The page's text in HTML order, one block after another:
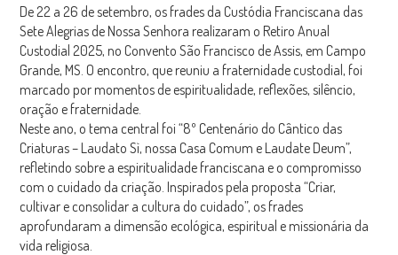
De 22 a 26 de setembro, os frades da Custódia Franciscana das
Sete Alegrias de Nossa Senhora realizaram o Retiro Anual
Custodial 2025, no Convento São Francisco de Assis, em Campo
Grande, MS. O encontro, que reuniu a fraternidade custodial, foi
marcado por momentos de espiritualidade, reflexões, silêncio,
oração e fraternidade.
Neste ano, o tema central foi “8º Centenário do Cântico das
Criaturas – Laudato Sì, nossa Casa Comum e Laudate Deum”,
refletindo sobre a espiritualidade franciscana e o compromisso
com o cuidado da criação. Inspirados pela proposta “Criar,
cultivar e consolidar a cultura do cuidado”, os frades
aprofundaram a dimensão ecológica, espiritual e missionária da
vida religiosa.